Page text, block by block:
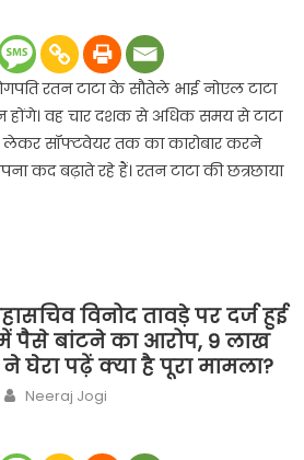
रतन टाटा के सौतेले भाई नोएल टाटा
होंगे। वह चार दशक से अधिक समय से टाटा
सॉफ्टवेयर तक का कारोबार करने
कद बढ़ाते रहे हैं। रतन टाटा की छत्रछाया
विनोद तावड़े पर दर्ज हुई
बांटने का आरोप, 9 लाख
घेरा पढ़ें क्या है पूरा मामला?
Author
Neeraj Jogi